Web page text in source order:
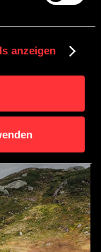
anzeigen